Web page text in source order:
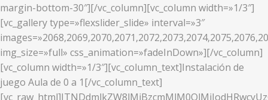
margin-bottom-30″][/vc_column][vc_column width=»1/3″]
[vc_gallery type=»flexslider_slide» interval=»3″
img_size=»full» css_animation=»fadeInDown»][/vc_column]
[vc_column width=»1/3″][vc_column_text]Instalación de
juego Aula de 0 a 1[/vc_column_text]